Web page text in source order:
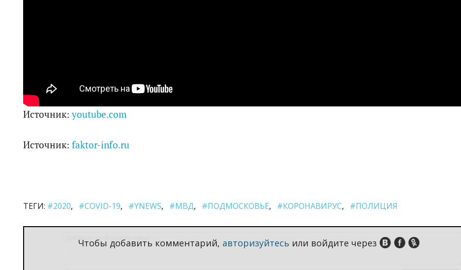
Источник:youtube.com
Источник: faktor-info.ru
ТЕГИ: #2020 #COVID-19 #YNEWS #МВД #ПОДМОСКОВЬЕ #КОРОНАВИРУС #ПОЛИЦИЯ
Чтобы добавить комментарий, авторизуйтесь или войдите через